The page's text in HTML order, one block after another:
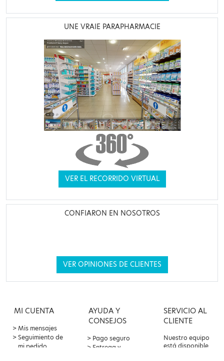
UNE VRAIE PARAPHARMACIE
VER EL RECORRIDO VIRTUAL
CONFIARON EN NOSOTROS
VER OPINIONES DE CLIENTES
MI CUENTA
Mis mensajes
Seguimiento de
mi pedido
AYUDA Y
CONSEJOS
Pago seguro
Entrega y
SERVICIO AL
CLIENTE
Nuestro equipo
está disponible